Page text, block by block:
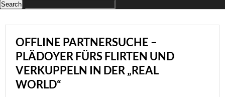
OFFLINE PARTNERSUCHE –
PLÄDOYER FÜRS FLIRTEN UND
VERKUPPELN IN DER „REAL
WORLD“